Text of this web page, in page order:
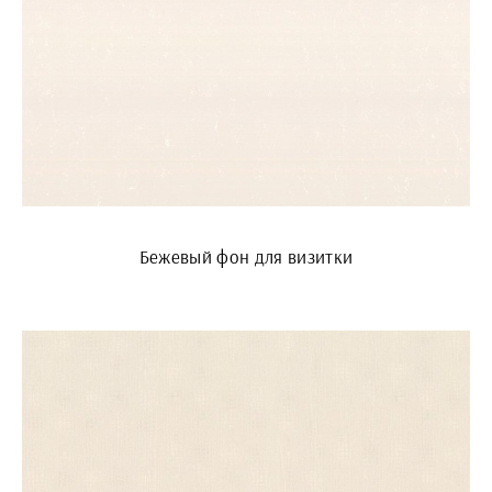
Бежевый фон для визитки